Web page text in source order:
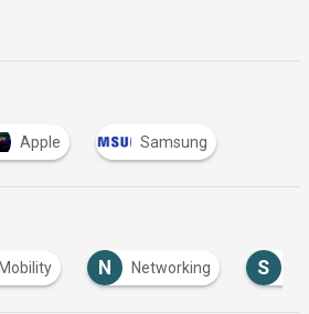
Apple Samsung
N Networking S Sicurezza